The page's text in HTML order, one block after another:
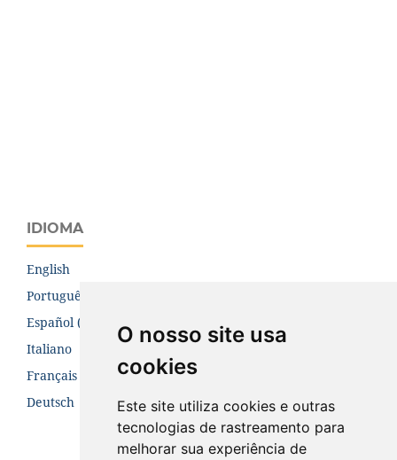
O nosso site usa
cookies
Este site utiliza cookies e outras
tecnologias de rastreamento para
melhorar sua experiência de
IDIOMA
English
Português (Brasil)
Español (España)
Italiano
Français (Canada)
Deutsch